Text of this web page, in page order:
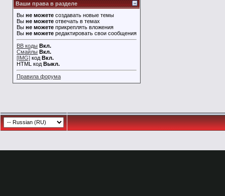
Ваши права в разделе
Вы не можете создавать новые темы
Вы не можете отвечать в темах
Вы не можете прикреплять вложения
Вы не можете редактировать свои сообщения
BB коды Вкл.
Смайлы Вкл.
[IMG] код Вкл.
HTML код Выкл.
Правила форума